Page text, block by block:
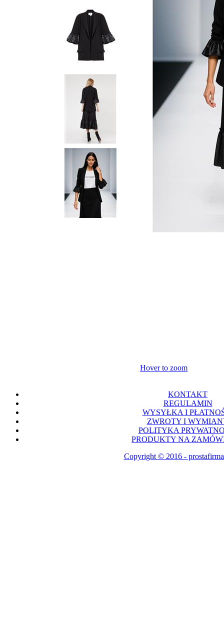
Hover to zoom
KONTAKT
REGULAMIN
WYSYŁKA I
ZWROTY I
POLITYKA
PRODUKTY NA
Copyright © 2016 -